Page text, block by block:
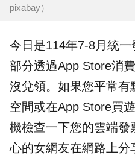
pixabay）
今日是114年7-8月統一
部分透過App Store消
沒兌領。如果您平常有
空間或在App Store買
機檢查一下您的雲端發
心的女網友在網路上分